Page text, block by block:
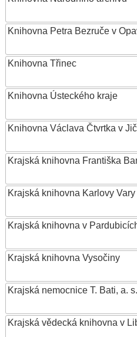
Knihovna Petra Bezruče v
Knihovna Třinec
Knihovna Ústeckého kraje
Knihovna Václava Čtvrtka v
Krajská knihovna Františka
Krajská knihovna Karlovy Vary
Krajská knihovna v
Krajská knihovna Vysočiny
Krajská nemocnice T. Bati, a. s.
Krajská vědecká knihovna v